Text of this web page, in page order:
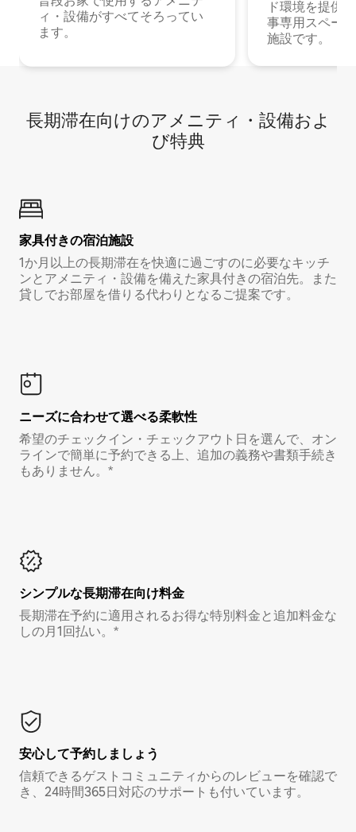
ィ・設備がすべてそろってい
ます。
ド環境を提供
事専用スペー
施設です。
長期滞在向け⁠のア⁠メ⁠ニ⁠テ⁠ィ⁠・設⁠備⁠およ
び特⁠典
家具付き⁠の宿⁠泊⁠施⁠設
1か月以上の長期滞在を快適に過ごすのに必要なキッチ
ンとアメニティ・設備を備えた家具付きの宿泊先。また
貸しでお部屋を借りる代わりとなるご提案です。
ニーズに合わせて選べる柔軟性
希望のチェックイン・チェックアウト日を選んで、オン
ラインで簡単に予約できる上、追加の義務や書類手続き
もありません。*
シンプルな長期滞在向け料金
長期滞在予約に適用されるお得な特別料金と追加料金な
しの月1回払い。*
安心して予約しましょう
信頼できるゲストコミュニティからのレビューを確認で
き、24時間365日対応のサポートも付いています。